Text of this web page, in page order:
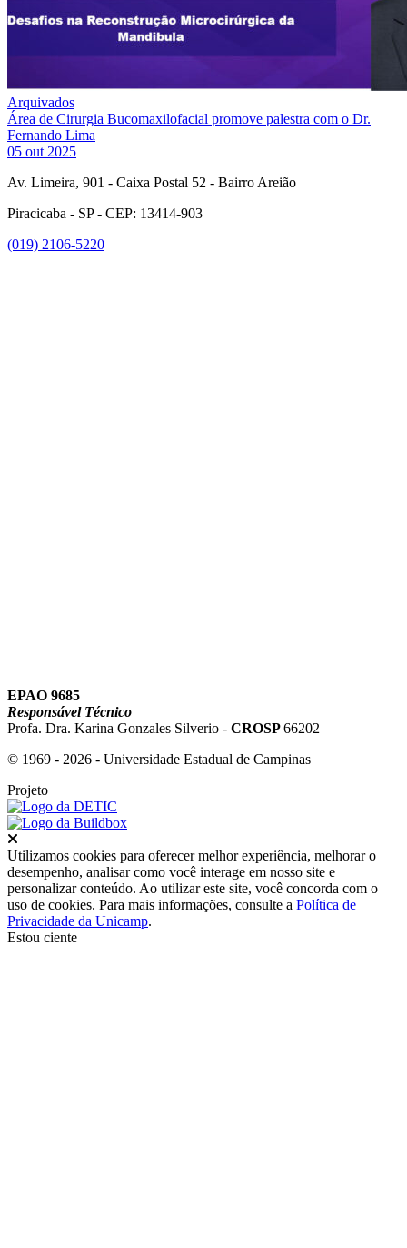
Arquivados
Área de Cirurgia Bucomaxilofacial promove palestra com o Dr.
Fernando Lima
05 out 2025
Av. Limeira, 901 - Caixa Postal 52 - Bairro Areião
Piracicaba - SP - CEP: 13414-903
(019) 2106-5220
EPAO 9685
Responsável Técnico
Profa. Dra. Karina Gonzales Silverio - CROSP66202
© 1969 - 2026 - Universidade Estadual de Campinas
Projeto
Utilizamos cookies para oferecer melhor experiência, melhorar o
desempenho, analisar como você interage em nosso site e
personalizar conteúdo. Ao utilizar este site, você concorda com o
uso de cookies. Para mais informações, consulte a Política de
Privacidade da Unicamp.
Estou ciente